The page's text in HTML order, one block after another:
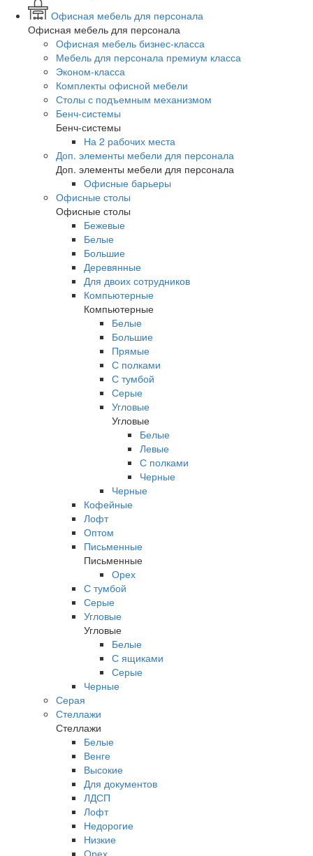
Офисная мебель для персонала
Офисная мебель для персонала
Офисная мебель бизнес-класса
Мебель для персонала премиум класса
Эконом-класса
Комплекты офисной мебели
Столы с подъемным механизмом
Бенч-системы
Бенч-системы
На 2 рабочих места
Доп. элементы мебели для персонала
Доп. элементы мебели для персонала
Офисные барьеры
Офисные столы
Офисные столы
Бежевые
Белые
Большие
Деревянные
Для двоих сотрудников
Компьютерные
Компьютерные
Белые
Большие
Прямые
С полками
С тумбой
Серые
Угловые
Угловые
Белые
Левые
С полками
Черные
Черные
Кофейные
Лофт
Оптом
Письменные
Письменные
Орех
С тумбой
Серые
Угловые
Угловые
Белые
С ящиками
Серые
Черные
Серая
Стеллажи
Стеллажи
Белые
Венге
Высокие
Для документов
ЛДСП
Лофт
Недорогие
Низкие